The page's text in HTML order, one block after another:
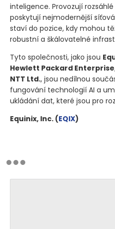
inteligence. Provozují
poskytují nejmodernější
staví do pozice, kdy mohou
robustní a škálovatelné
Tyto společnosti, jako jsou
Hewlett Packard
NTT Ltd., jsou nedílnou
fungování technologií AI a
ukládání dat, které jsou pro
Equinix, Inc. (EQIX)